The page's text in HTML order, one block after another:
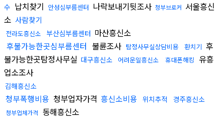
수 납치찾기 안성심부름센터 나락보내기뒷조사 청부브로커 서울흥신
소 사람찾기
전라도흥신소 부산심부름센터 마산흥신소
후불가능한곳심부름센터 불륜조사 탐정사무실상담비용 환치기 후
불가능한곳탐정사무실 대구흥신소 어려운일흥신소 휴대폰해킹 유흥
업소조사
김해흥신소
청부폭행비용 청부업자가격 흥신소비용 위치추적 경주흥신소
청부업체가격 동해흥신소